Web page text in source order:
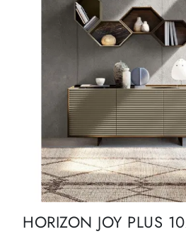
HORIZON JOY PLUS